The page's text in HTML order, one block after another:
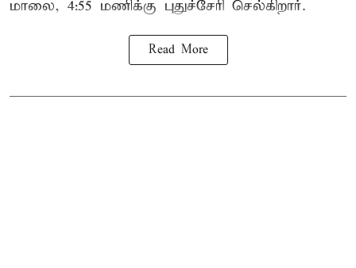
மாலை, 4:55 மணிக்கு புதுச்சேரி செல்கிறார்.
Read More